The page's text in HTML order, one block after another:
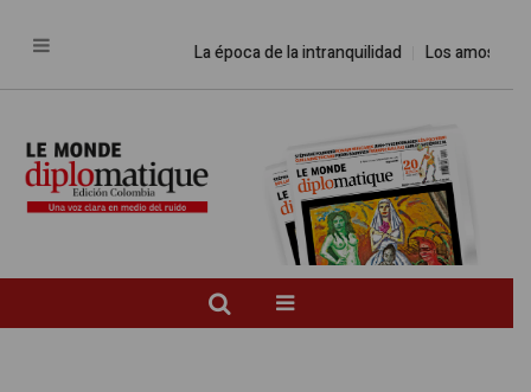
La época de la intranquilidad Los amos del